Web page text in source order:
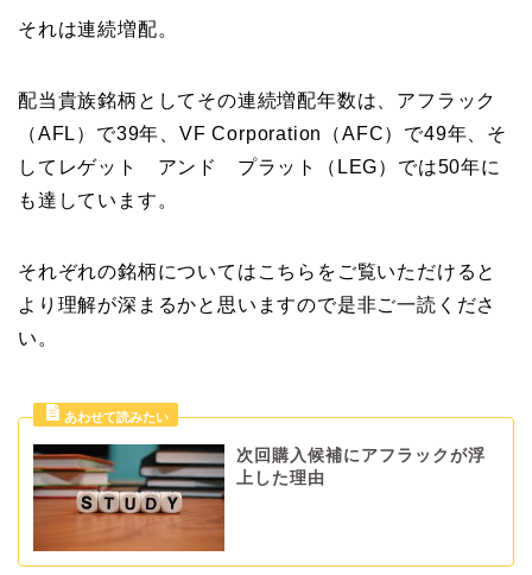
それは連続増配。
配当貴族銘柄としてその連続増配年数は、アフラック
（AFL）で39年、VF Corporation（AFC）で49年、そ
してレゲット アンド プラット（LEG）では50年に
も達しています。
それぞれの銘柄についてはこちらをご覧いただけると
より理解が深まるかと思いますので是非ご一読くださ
い。
次回購入候補にアフラックが浮
上した理由